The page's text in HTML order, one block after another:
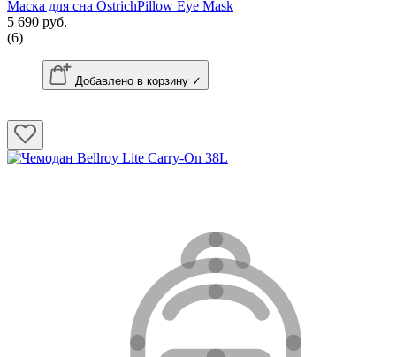
Маска для сна OstrichPillow Eye Mask
5 690 руб.
(6)
Добавлено в корзину ✓